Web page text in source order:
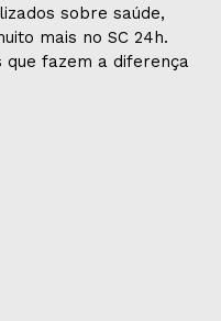
sobre saúde,
mais no SC 24h.
fazem a diferença